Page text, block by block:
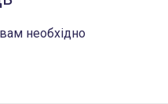
необхідно